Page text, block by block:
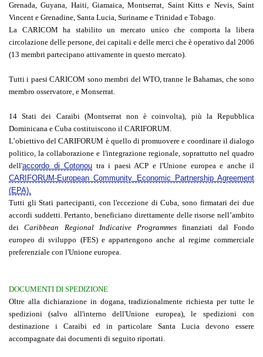
Grenada, Guyana, Haiti, Giamaica, Montserrat, Saint Kitts e Nevis, Saint
Vincent e Grenadine, Santa Lucia, Suriname e Trinidad e Tobago.
La CARICOM ha stabilito un mercato unico che comporta la libera
circolazione delle persone, dei capitali e delle merci che è operativo dal 2006
(13 membri partecipano attivamente in questo mercato).
Tutti i paesi CARICOM sono membri del WTO, tranne le Bahamas, che sono
membro osservatore, e Monserrat.
14 Stati dei Caraibi (Montserrat non è coinvolta), più la Repubblica
Dominicana e Cuba costituiscono il CARIFORUM.
L’obiettivo del CARIFORUM è quello di promuovere e coordinare il dialogo
politico, la collaborazione e l'integrazione regionale, soprattutto nel quadro
dell'accordo di Cotonou tra i paesi ACP e l'Unione europea e anche il
CARIFORUM-European Community Economic Partnership Agreement
(EPA).
Tutti gli Stati partecipanti, con l'eccezione di Cuba, sono firmatari dei due
accordi suddetti. Pertanto, beneficiano direttamente delle risorse nell’ambito
deiCaribbean Regional Indicative Programmes finanziati dal Fondo
europeo di sviluppo (FES) e appartengono anche al regime commerciale
preferenziale con l'Unione europea.
DOCUMENTI DI SPEDIZIONE
Oltre alla dichiarazione in dogana, tradizionalmente richiesta per tutte le
spedizioni (salvo all'interno dell'Unione europea), le spedizioni con
destinazione i Caraibi ed in particolare Santa Lucia devono essere
accompagnate dai documenti di seguito riportati.